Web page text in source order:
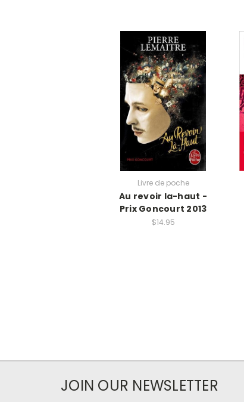
Livre de poche
Au revoir la-haut -
Prix Goncourt 2013
$14.95
JOIN OUR NEWSLETTER